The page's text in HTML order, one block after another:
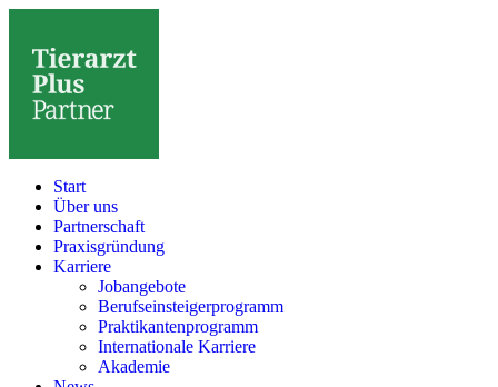
Start
Über uns
Partnerschaft
Praxisgründung
Karriere
Jobangebote
Berufseinsteigerprogramm
Praktikantenprogramm
Internationale Karriere
Akademie